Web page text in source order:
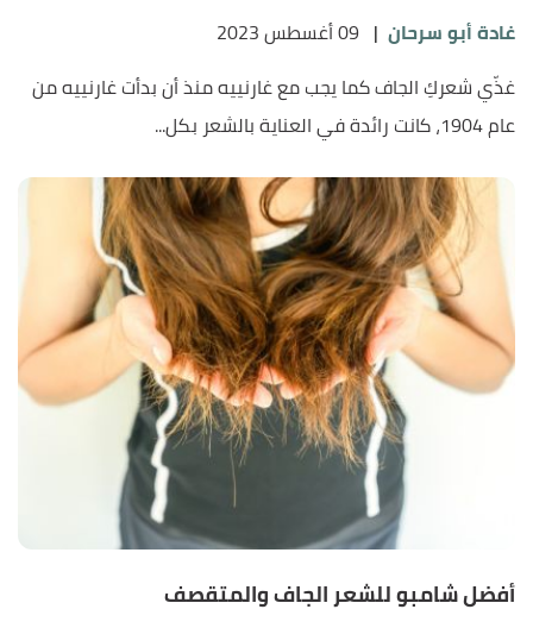
غادة أبو سرحان | 09 أغسطس 2023
غذّي شعركِ الجاف كما يجب مع غارنييه منذ أن بدأت غارنييه من
عام 1904، كانت رائدة في العناية بالشعر بكل...
أفضل شامبو للشعر الجاف والمتقصف